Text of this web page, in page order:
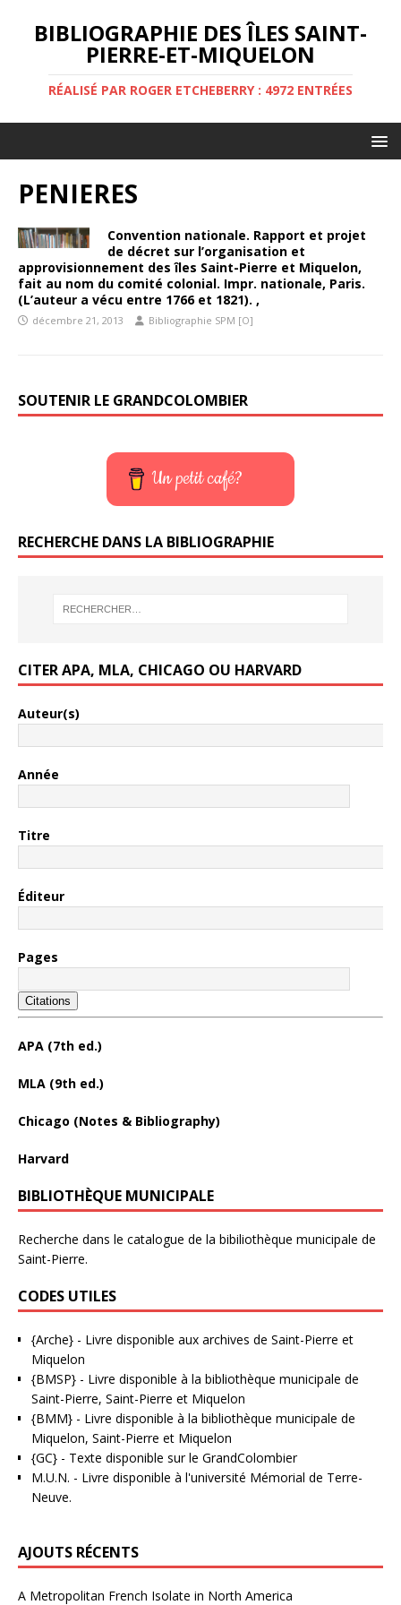
BIBLIOGRAPHIE DES ÎLES SAINT-
PIERRE-ET-MIQUELON
RÉALISÉ PAR ROGER ETCHEBERRY : 4972 ENTRÉES
PENIERES
Convention nationale. Rapport et projet
de décret sur l’organisation et
approvisionnement des îles Saint-Pierre et Miquelon,
fait au nom du comité colonial. Impr. nationale, Paris.
(L’auteur a vécu entre 1766 et 1821). ,
décembre 21, 2013 Bibliographie SPM [O]
SOUTENIR LE GRANDCOLOMBIER
Un petit café?
RECHERCHE DANS LA BIBLIOGRAPHIE
CITER APA, MLA, CHICAGO OU HARVARD
Auteur(s)
Année
Titre
Éditeur
Pages
Citations
APA (7th ed.)
MLA (9th ed.)
Chicago (Notes & Bibliography)
Harvard
BIBLIOTHÈQUE MUNICIPALE
Recherche dans le catalogue de la bibiliothèque municipale de
Saint-Pierre.
CODES UTILES
{Arche} - Livre disponible aux archives de Saint-Pierre et
Miquelon
{BMSP} - Livre disponible à la bibliothèque municipale de
Saint-Pierre, Saint-Pierre et Miquelon
{BMM} - Livre disponible à la bibliothèque municipale de
Miquelon, Saint-Pierre et Miquelon
{GC} - Texte disponible sur le GrandColombier
M.U.N. - Livre disponible à l'université Mémorial de Terre-
Neuve.
AJOUTS RÉCENTS
A Metropolitan French Isolate in North America